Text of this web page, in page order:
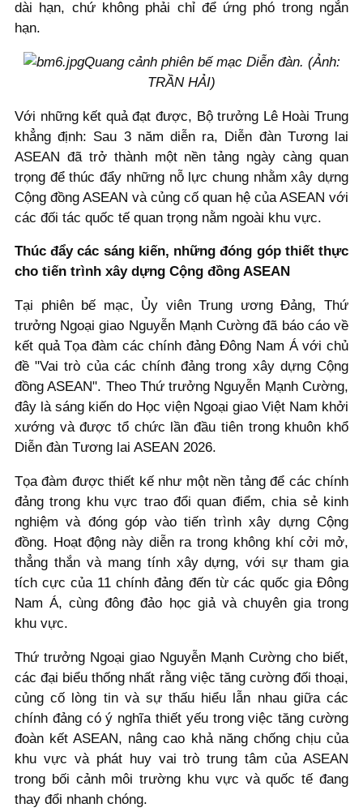
dài hạn, chứ không phải chỉ để ứng phó trong ngắn
hạn.
Quang cảnh phiên bế mạc Diễn đàn. (Ảnh:
TRẦN HẢI)
Với những kết quả đạt được, Bộ trưởng Lê Hoài Trung
khẳng định: Sau 3 năm diễn ra, Diễn đàn Tương lai
ASEAN đã trở thành một nền tảng ngày càng quan
trọng để thúc đẩy những nỗ lực chung nhằm xây dựng
Cộng đồng ASEAN và củng cố quan hệ của ASEAN với
các đối tác quốc tế quan trọng nằm ngoài khu vực.
Thúc đẩy các sáng kiến, những đóng góp thiết thực
cho tiến trình xây dựng Cộng đồng ASEAN
Tại phiên bế mạc, Ủy viên Trung ương Đảng, Thứ
trưởng Ngoại giao Nguyễn Mạnh Cường đã báo cáo về
kết quả Tọa đàm các chính đảng Đông Nam Á với chủ
đề "Vai trò của các chính đảng trong xây dựng Cộng
đồng ASEAN". Theo Thứ trưởng Nguyễn Mạnh Cường,
đây là sáng kiến do Học viện Ngoại giao Việt Nam khởi
xướng và được tổ chức lần đầu tiên trong khuôn khổ
Diễn đàn Tương lai ASEAN 2026.
Tọa đàm được thiết kế như một nền tảng để các chính
đảng trong khu vực trao đổi quan điểm, chia sẻ kinh
nghiệm và đóng góp vào tiến trình xây dựng Cộng
đồng. Hoạt động này diễn ra trong không khí cởi mở,
thẳng thắn và mang tính xây dựng, với sự tham gia
tích cực của 11 chính đảng đến từ các quốc gia Đông
Nam Á, cùng đông đảo học giả và chuyên gia trong
khu vực.
Thứ trưởng Ngoại giao Nguyễn Mạnh Cường cho biết,
các đại biểu thống nhất rằng việc tăng cường đối thoại,
củng cố lòng tin và sự thấu hiểu lẫn nhau giữa các
chính đảng có ý nghĩa thiết yếu trong việc tăng cường
đoàn kết ASEAN, nâng cao khả năng chống chịu của
khu vực và phát huy vai trò trung tâm của ASEAN
trong bối cảnh môi trường khu vực và quốc tế đang
thay đổi nhanh chóng.